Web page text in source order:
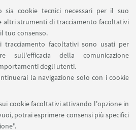
sia cookie tecnici necessari per il suo
altri strumenti di tracciamento facoltativi
tuo consenso.
facoltativi sono usati per
sull'efficacia della comunicazione
degli utenti.
la navigazione solo con i cookie
cookie facoltativi attivando l'opzione in
potrai esprimere consensi più specifici
un evento
Contatti
DIPARTIMENTO SU:
UNIBO SU: